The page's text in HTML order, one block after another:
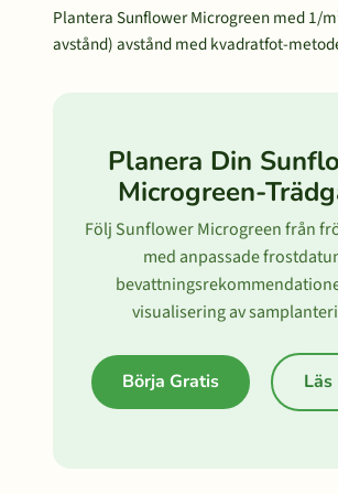
Plantera Sunflower Microgreen med 1/
avstånd) avstånd med kvadratfot-
Planera Din
Microgreen-
Följ Sunflower Microgreen från
med anpassade
visualisering av
Börja Gratis Läs